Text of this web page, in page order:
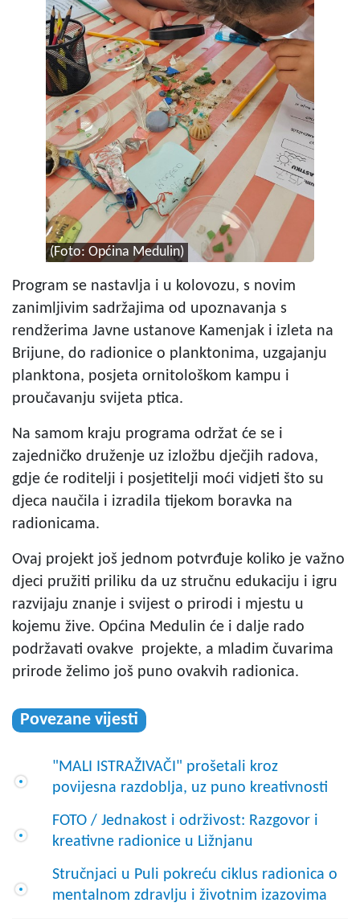
(Foto: Općina Medulin)
Program se nastavlja i u kolovozu, s novim
zanimljivim sadržajima od upoznavanja s
rendžerima Javne ustanove Kamenjak i izleta na
Brijune, do radionice o planktonima, uzgajanju
planktona, posjeta ornitološkom kampu i
proučavanju svijeta ptica.
Na samom kraju programa održat će se i
zajedničko druženje uz izložbu dječjih radova,
gdje će roditelji i posjetitelji moći vidjeti što su
djeca naučila i izradila tijekom boravka na
radionicama.
Ovaj projekt još jednom potvrđuje koliko je važno
djeci pružiti priliku da uz stručnu edukaciju i igru
razvijaju znanje i svijest o prirodi i mjestu u
kojemu žive. Općina Medulin će i dalje rado
podržavati ovakve projekte, a mladim čuvarima
prirode želimo još puno ovakvih radionica.
Povezane vijesti
"MALI ISTRAŽIVAČI" prošetali kroz
povijesna razdoblja, uz puno kreativnosti
FOTO / Jednakost i održivost: Razgovor i
kreativne radionice u Ližnjanu
Stručnjaci u Puli pokreću ciklus radionica o
mentalnom zdravlju i životnim izazovima